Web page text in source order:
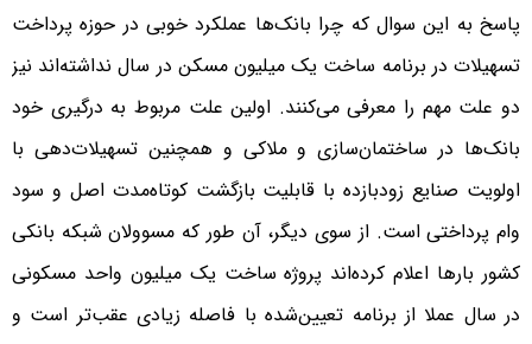
پاسخ به این سوال که چرا بانک‌ها عملکرد خوبی در حوزه پرداخت
تسهیلات در برنامه ساخت یک میلیون مسکن در سال نداشته‌‌‌اند نیز
دو علت مهم را معرفی می‌کنند. اولین علت مربوط به درگیری خود
بانک‌ها در ساختمان‌‌‌سازی و ملاکی و همچنین تسهیلات‌دهی با
اولویت صنایع زودبازده با قابلیت بازگشت کوتاه‌مدت اصل و سود
وام پرداختی است. از سوی دیگر، آن طور که مسوولان شبکه بانکی
کشور بارها اعلام کرده‌‌‌اند پروژه ساخت یک میلیون واحد مسکونی
در سال عملا از برنامه تعیین‌شده با فاصله زیادی عقب‌‌‌تر است و